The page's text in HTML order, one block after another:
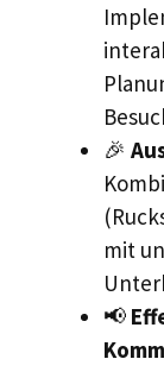
🎉
mit
📢